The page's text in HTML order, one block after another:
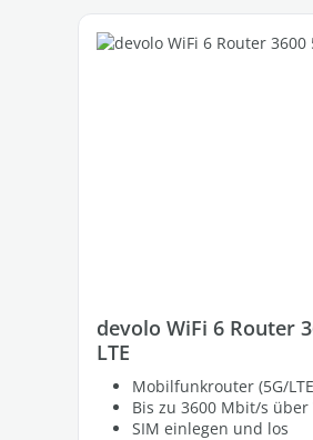
Produktgalerie überspringen
devolo WiFi 6 Router
LTE
Mobilfunkrouter (5G/
Bis zu 3600 Mbit/s über
SIM einlegen und los